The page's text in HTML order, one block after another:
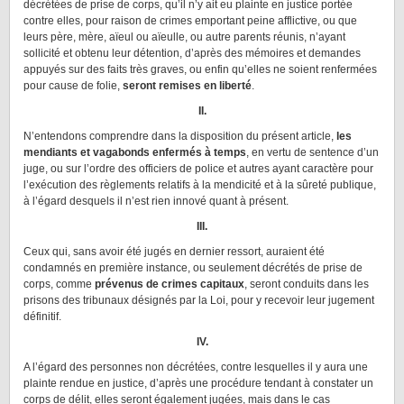
décrétées de prise de corps, qu’il n’y ait eu plainte en justice portée
contre elles, pour raison de crimes emportant peine afflictive, ou que
leurs père, mère, aïeul ou aïeulle, ou autre parents réunis, n’ayant
sollicité et obtenu leur détention, d’après des mémoires et demandes
appuyés sur des faits très graves, ou enfin qu’elles ne soient renfermées
pour cause de folie, seront remises en liberté.
II.
N’entendons comprendre dans la disposition du présent article, les
mendiants et vagabonds enfermés à temps, en vertu de sentence d’un
juge, ou sur l’ordre des officiers de police et autres ayant caractère pour
l’exécution des règlements relatifs à la mendicité et à la sûreté publique,
à l’égard desquels il n’est rien innové quant à présent.
III.
Ceux qui, sans avoir été jugés en dernier ressort, auraient été
condamnés en première instance, ou seulement décrétés de prise de
corps, comme prévenus de crimes capitaux, seront conduits dans les
prisons des tribunaux désignés par la Loi, pour y recevoir leur jugement
définitif.
IV.
A l’égard des personnes non décrétées, contre lesquelles il y aura une
plainte rendue en justice, d’après une procédure tendant à constater un
corps de délit, elles seront également jugées, mais dans le cas